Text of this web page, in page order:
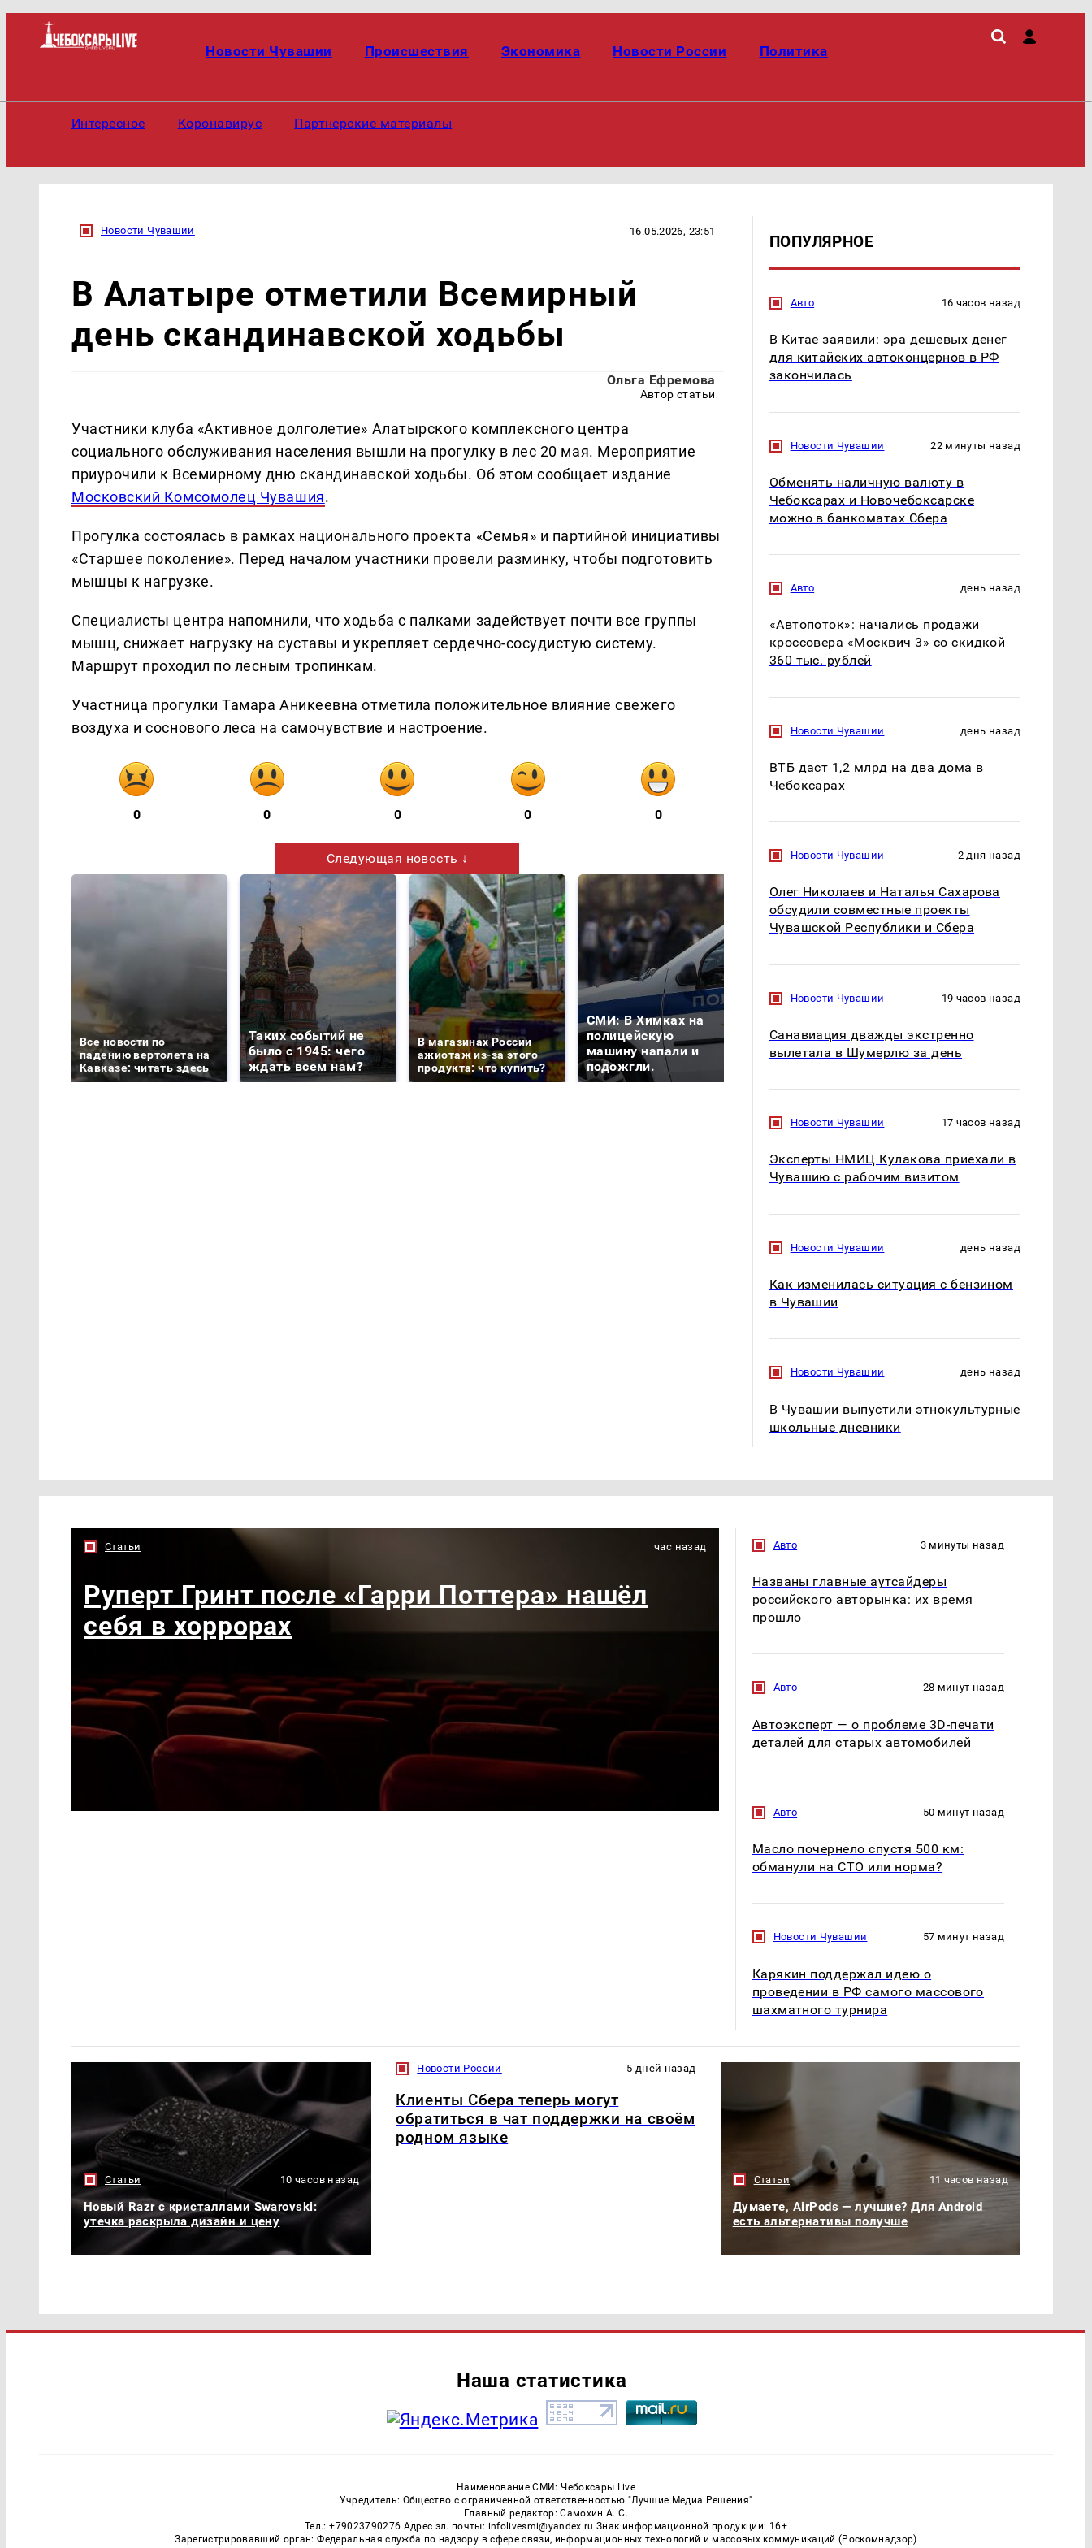
Новости Чувашии Происшествия Экономика Новости России Политика
Интересное Коронавирус Партнерские материалы
Новости Чувашии 16.05.2026, 23:51
В Алатыре отметили Всемирный
день скандинавской ходьбы
Ольга Ефремова
Автор статьи
Участники клуба «Активное долголетие» Алатырского комплексного центра
социального обслуживания населения вышли на прогулку в лес 20 мая. Мероприятие
приурочили к Всемирному дню скандинавской ходьбы. Об этом сообщает издание
Московский Комсомолец Чувашия.
Прогулка состоялась в рамках национального проекта «Семья» и партийной инициативы
«Старшее поколение». Перед началом участники провели разминку, чтобы подготовить
мышцы к нагрузке.
Специалисты центра напомнили, что ходьба с палками задействует почти все группы
мышц, снижает нагрузку на суставы и укрепляет сердечно-сосудистую систему.
Маршрут проходил по лесным тропинкам.
Участница прогулки Тамара Аникеевна отметила положительное влияние свежего
воздуха и соснового леса на самочувствие и настроение.
0 0 0 0 0
Следующая новость ↓
Все новости по
падению вертолета на
Кавказе: читать здесь
Таких событий не
было с 1945: чего
ждать всем нам?
В магазинах России
ажиотаж из-за этого
продукта: что купить?
СМИ: В Химках на
полицейскую
машину напали и
подожгли.
Где будет встреча
президентов США и
Такую зиму в России
никто не ждал: как
ПОПУЛЯРНОЕ
Авто 16 часов назад
В Китае заявили: эра дешевых денег
для китайских автоконцернов в РФ
закончилась
Новости Чувашии 22 минуты назад
Обменять наличную валюту в
Чебоксарах и Новочебоксарске
можно в банкоматах Сбера
Авто день назад
«Автопоток»: начались продажи
кроссовера «Москвич 3» со скидкой
360 тыс. рублей
Новости Чувашии день назад
ВТБ даст 1,2 млрд на два дома в
Чебоксарах
Новости Чувашии 2 дня назад
Олег Николаев и Наталья Сахарова
обсудили совместные проекты
Чувашской Республики и Сбера
Новости Чувашии 19 часов назад
Санавиация дважды экстренно
вылетала в Шумерлю за день
Новости Чувашии 17 часов назад
Эксперты НМИЦ Кулакова приехали в
Чувашию с рабочим визитом
Новости Чувашии день назад
Как изменилась ситуация с бензином
в Чувашии
Новости Чувашии день назад
В Чувашии выпустили этнокультурные
школьные дневники
Статьи час назад
Руперт Гринт после «Гарри Поттера» нашёл
себя в хоррорах
Авто 3 минуты назад
Названы главные аутсайдеры
российского авторынка: их время
прошло
Авто 28 минут назад
Автоэксперт — о проблеме 3D-печати
деталей для старых автомобилей
Авто 50 минут назад
Масло почернело спустя 500 км:
обманули на СТО или норма?
Новости Чувашии 57 минут назад
Карякин поддержал идею о
проведении в РФ самого массового
шахматного турнира
Статьи 10 часов назад
Новый Razr с кристаллами Swarovski:
утечка раскрыла дизайн и цену
Новости России 5 дней назад
Клиенты Сбера теперь могут
обратиться в чат поддержки на своём
родном языке
Статьи 11 часов назад
Думаете, AirPods — лучшие? Для Android
есть альтернативы получше
Наша статистика
Наименование СМИ: Чебоксары Live
Учредитель: Общество с ограниченной ответственностью "Лучшие Медиа Решения"
Главный редактор: Самохин А. С.
Тел.: +79023790276 Адрес эл. почты: infolivesmi@yandex.ru Знак информационной продукции: 16+
Зарегистрировавший орган: Федеральная служба по надзору в сфере связи, информационных технологий и массовых коммуникаций (Роскомнадзор)